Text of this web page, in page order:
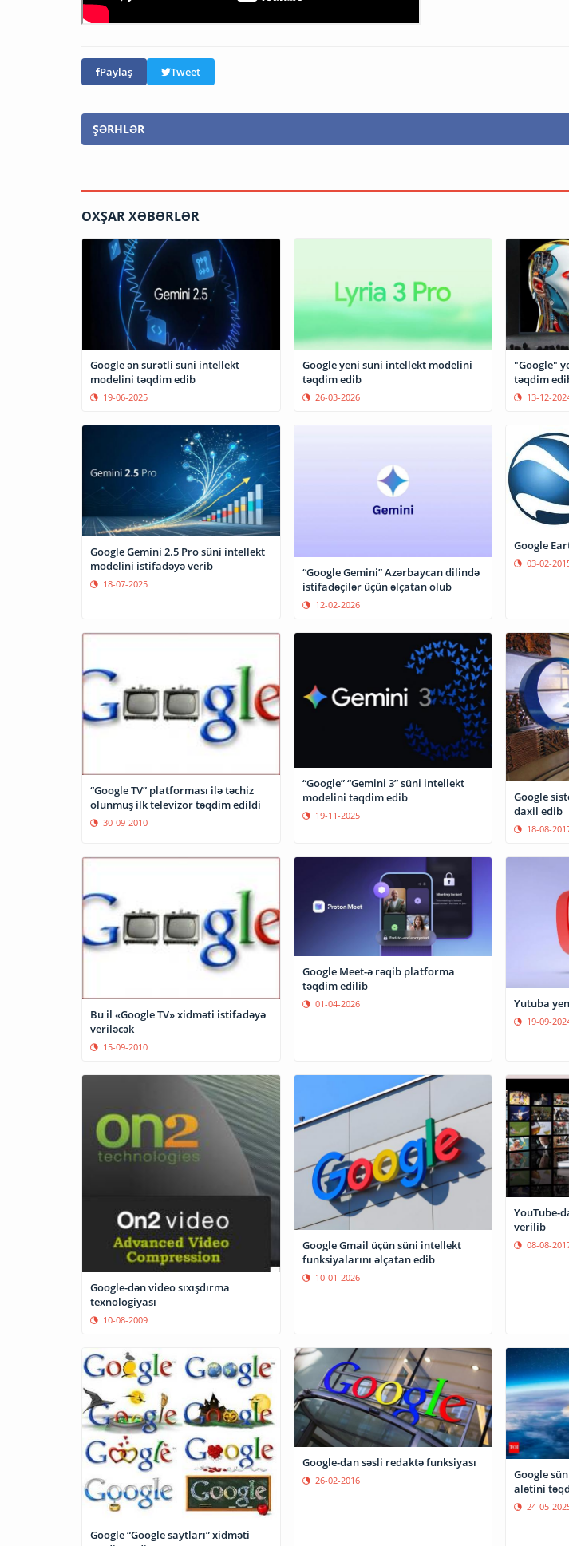
Paylaş Tweet
ŞƏRHLƏR
OXŞAR XƏBƏRLƏR
Google ən sürətli süni intellekt
modelini təqdim edib
19-06-2025
Google yeni süni intellekt modelini
təqdim edib
26-03-2026
"Google"
təqdim
13-12-
Google Gemini 2.5 Pro süni intellekt
modelini istifadəyə verib
18-07-2025
“Google Gemini” Azərbaycan dilində
istifadəçilər üçün əlçatan olub
12-02-2026
Google
03-02-
“Google TV” platforması ilə təchiz
olunmuş ilk televizor təqdim edildi
30-09-2010
“Google” “Gemini 3” süni intellekt
modelini təqdim edib
19-11-2025
Google
daxil edib
18-08-
Bu il «Google TV» xidməti istifadəyə
veriləcək
15-09-2010
Google Meet-ə rəqib platforma
təqdim edilib
01-04-2026 Yutuba
19-09-
Google-dən video sıxışdırma
texnologiyası
10-08-2009
Google Gmail üçün süni intellekt
funksiyalarını əlçatan edib
10-01-2026
YouTube-
verilib
08-08-
Google “Google saytları” xidməti
Google-dan səsli redaktə funksiyası
26-02-2016
Google
alətini
24-05-